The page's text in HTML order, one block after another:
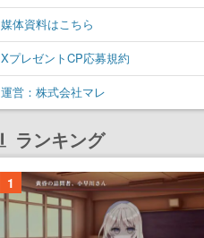
媒体資料はこちら
XプレゼントCP応募規約
運営：株式会社マレ
ランキング
1